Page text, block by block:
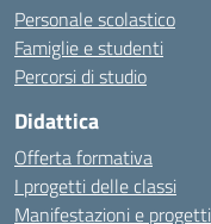
Personale scolastico
Famiglie e studenti
Percorsi di studio
Didattica
Offerta formativa
I progetti delle classi
Manifestazioni e progetti